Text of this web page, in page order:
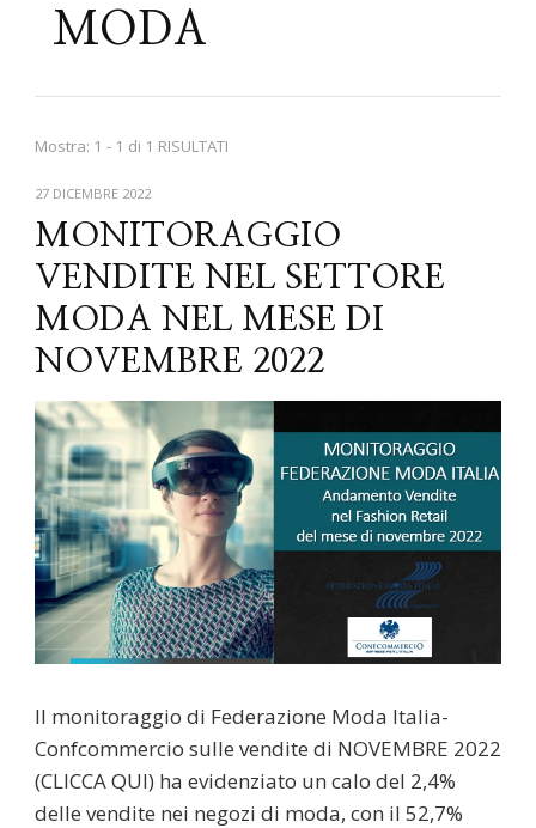
MODA
Mostra: 1 - 1 di 1 RISULTATI
27 DICEMBRE 2022
MONITORAGGIO
VENDITE NEL SETTORE
MODA NEL MESE DI
NOVEMBRE 2022
Il monitoraggio di Federazione Moda Italia-
Confcommercio sulle vendite di NOVEMBRE 2022
(CLICCA QUI) ha evidenziato un calo del 2,4%
delle vendite nei negozi di moda, con il 52,7%